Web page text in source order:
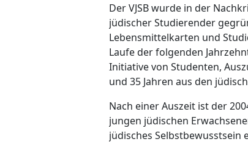
Der VJSB wurde in der
jüdischer Studierender
Lebensmittelkarten und
Laufe der folgenden
Initiative von Studenten,
und 35 Jahren aus den
Nach einer Auszeit ist der
jungen jüdischen
jüdisches Selbstbewusstsein